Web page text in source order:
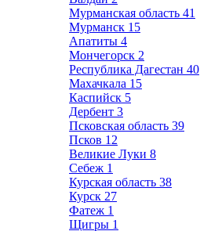
Мурманская область 41
Мурманск 15
Апатиты 4
Мончегорск 2
Республика Дагестан 40
Махачкала 15
Каспийск 5
Дербент 3
Псковская область 39
Псков 12
Великие Луки 8
Себеж 1
Курская область 38
Курск 27
Фатеж 1
Щигры 1